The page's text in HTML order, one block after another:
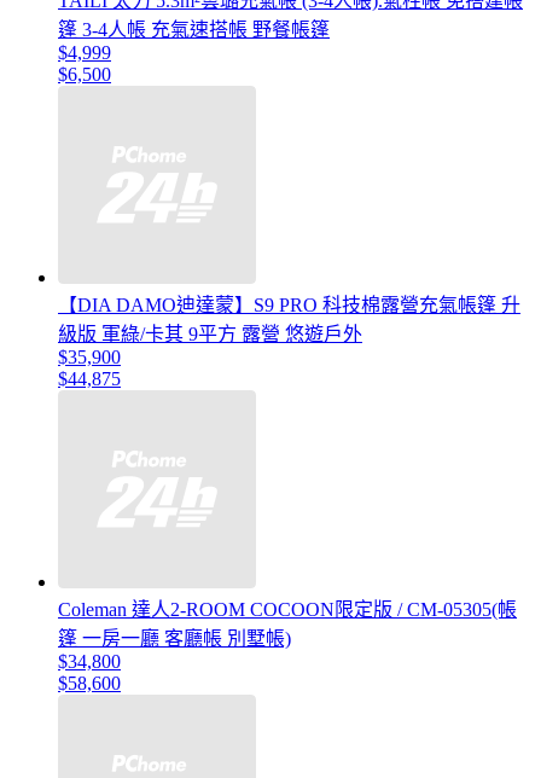
篷 3-4人帳 充氣速搭帳 野餐帳篷
$4,999
$6,500
【DIA DAMO迪達蒙】S9 PRO 科技棉露營充氣帳篷 升
級版 軍綠/卡其 9平方 露營 悠遊戶外
$35,900
$44,875
Coleman 達人2-ROOM COCOON限定版 / CM-05305(帳
篷 一房一廳 客廳帳 別墅帳)
$34,800
$58,600